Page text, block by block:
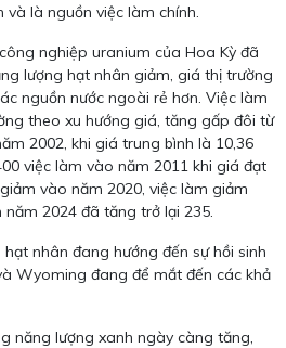
là nguồn việc làm chính.
nghiệp uranium của Hoa Kỳ đã
lượng hạt nhân giảm, giá thị trường
nguồn nước ngoài rẻ hơn. Việc làm
theo xu hướng giá, tăng gấp đôi từ
2002, khi giá trung bình là 10,36
việc làm vào năm 2011 khi giá đạt
vào năm 2020, việc làm giảm
2024 đã tăng trở lại 235.
nhân đang hướng đến sự hồi sinh
Wyoming đang để mắt đến các khả
năng lượng xanh ngày càng tăng,